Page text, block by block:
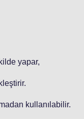
yapar,
kullanılabilir.